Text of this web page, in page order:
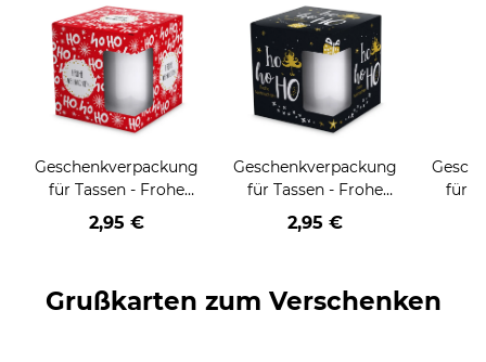
Geschenkverpackung
für Tassen - Frohe
Weihnachten - HO
HO HO - rot
2,95 €
Geschenkverpackung
für Tassen - Frohe
Weihnachten - HO
HO HO - schwarz
2,95 €
für
Grußkarten zum Verschenken